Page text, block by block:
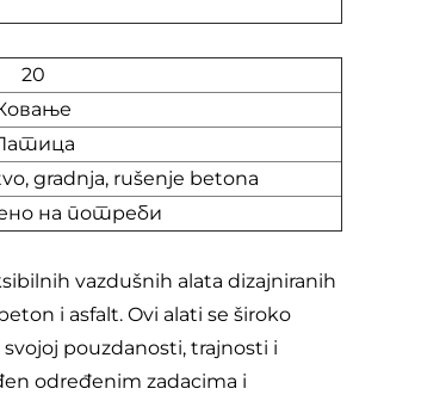
20
gradnja, rušenje betona
на потреби
vazdušnih alata dizajniranih
i asfalt. Ovi alati se široko
pouzdanosti, trajnosti i
određenim zadacima i